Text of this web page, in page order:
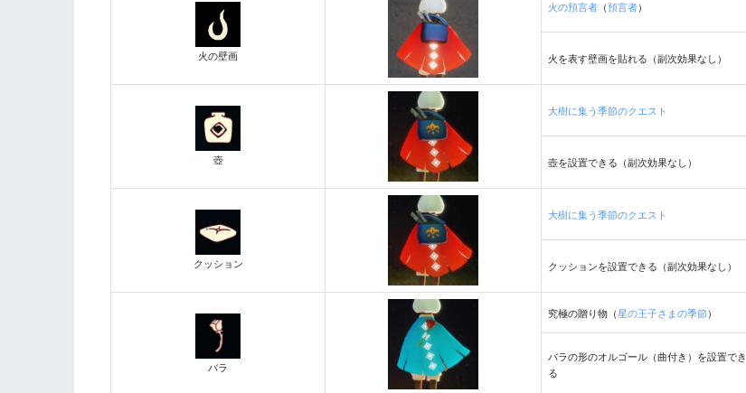
火の壁画
火の預言者 （預言者）
火を表す壁画を貼れる（副次効果なし）
壺
大樹に集う季節のクエスト
壺を設置できる（副次効果なし）
クッション
大樹に集う季節のクエスト
クッションを設置できる（副次効果なし）
バラ
究極の贈り物（星の王子さまの季節）
バラの形のオルゴール（曲付き）を設置でき
る